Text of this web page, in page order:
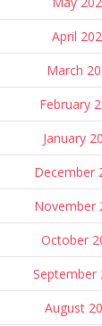
April
March
February
January
December
November
October
September
August